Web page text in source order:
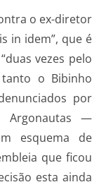
o ex-diretor
in idem”, que é
vezes pelo
o Bibinho
por
Argonautas —
esquema de
que ficou
esta ainda